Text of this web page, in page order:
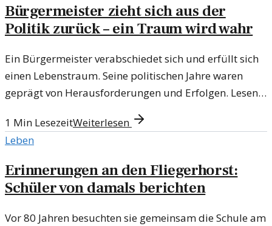
Bürgermeister zieht sich aus der
Politik zurück – ein Traum wird wahr
Ein Bürgermeister verabschiedet sich und erfüllt sich
einen Lebenstraum. Seine politischen Jahre waren
geprägt von Herausforderungen und Erfolgen. Lesen
1 Min LesezeitWeiterlesen
Leben
Erinnerungen an den Fliegerhorst:
Schüler von damals berichten
Vor 80 Jahren besuchten sie gemeinsam die Schule am